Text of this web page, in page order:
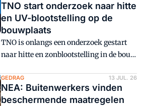
TNO start onderzoek naar hitte
en UV-blootstelling op de
bouwplaats
TNO is onlangs een onderzoek gestart
naar hitte en zonblootstelling in de bouw
geven in de risico's voor werknemers en
leiden tot effectieve maatregelen.
GEDRAG 13 JUL. 26
NEA: Buitenwerkers vinden
beschermende maatregelen